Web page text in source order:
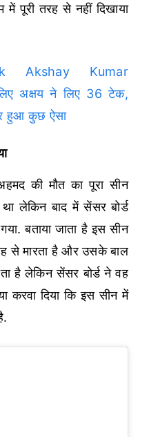
पूरी तरह से नहीं दिखाया
Akshay Kumar
अक्षय ने लिए 36 टेक,
हुआ कुछ ऐसा
की मौत का पूरा सीन
लेकिन बाद में सेंसर बोर्ड
बताया जाता है इस सीन
से मारता है और उसके बाल
है लेकिन सेंसर बोर्ड ने वह
करवा दिया कि इस सीन में